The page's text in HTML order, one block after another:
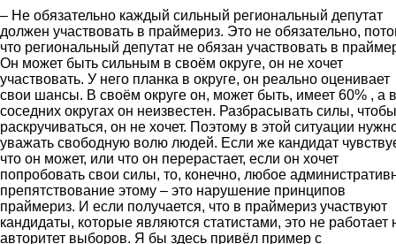
– Не обязательно каждый сильный региональный депутат
должен участвовать в праймериз. Это не обязательно,
что региональный депутат не обязан участвовать в
Он может быть сильным в своём округе, он не хочет
участвовать. У него планка в округе, он реально оценивает
свои шансы. В своём округе он, может быть, имеет 60% , а в
соседних округах он неизвестен. Разбрасывать силы, чтобы
раскручиваться, он не хочет. Поэтому в этой ситуации
уважать свободную волю людей. Если же кандидат
что он может, или что он перерастает, если он хочет
попробовать свои силы, то, конечно, любое
препятствование этому – это нарушение принципов
праймериз. И если получается, что в праймериз участвуют
кандидаты, которые являются статистами, это не работает
авторитет выборов. Я бы здесь привёл пример с